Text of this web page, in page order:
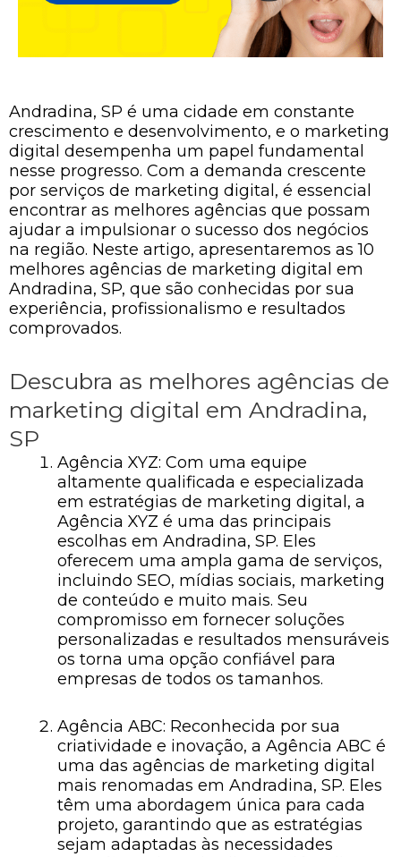
Andradina, SP é uma cidade em constante
crescimento e desenvolvimento, e o marketing
digital desempenha um papel fundamental
nesse progresso. Com a demanda crescente
por serviços de marketing digital, é essencial
encontrar as melhores agências que possam
ajudar a impulsionar o sucesso dos negócios
na região. Neste artigo, apresentaremos as 10
melhores agências de marketing digital em
Andradina, SP, que são conhecidas por sua
experiência, profissionalismo e resultados
comprovados.
Descubra as melhores agências de
marketing digital em Andradina,
SP
Agência XYZ: Com uma equipe
altamente qualificada e especializada
em estratégias de marketing digital, a
Agência XYZ é uma das principais
escolhas em Andradina, SP. Eles
oferecem uma ampla gama de serviços,
incluindo SEO, mídias sociais, marketing
de conteúdo e muito mais. Seu
compromisso em fornecer soluções
personalizadas e resultados mensuráveis
​​os torna uma opção confiável para
empresas de todos os tamanhos.
Agência ABC: Reconhecida por sua
criatividade e inovação, a Agência ABC é
uma das agências de marketing digital
mais renomadas em Andradina, SP. Eles
têm uma abordagem única para cada
projeto, garantindo que as estratégias
sejam adaptadas às necessidades